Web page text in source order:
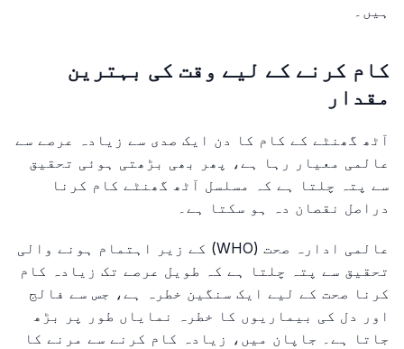
ہیں۔
کام کرنے کے لیے وقت کی بہترین
مقدار
آٹھ گھنٹے کے کام کا دن ایک صدی سے زیادہ عرصے سے
عالمی معیار رہا ہے، پھر بھی بڑھتی ہوئی تحقیق
سے پتہ چلتا ہے کہ مسلسل آٹھ گھنٹے کام کرنا
دراصل نقصان دہ ہو سکتا ہے۔
عالمی ادارہ صحت (WHO) کے زیر اہتمام ہونے والی
تحقیق سے پتہ چلتا ہے کہ طویل عرصے تک زیادہ کام
کرنا صحت کے لیے ایک سنگین خطرہ ہے، جس سے فالج
اور دل کی بیماریوں کا خطرہ نمایاں طور پر بڑھ
جاتا ہے۔ جاپان میں، زیادہ کام کرنے سے مرنے کا